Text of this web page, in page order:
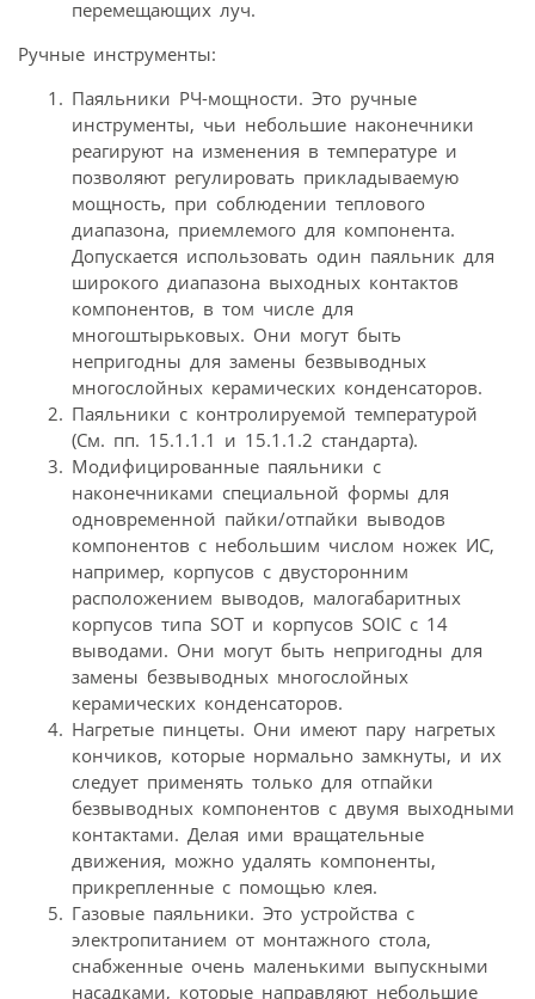
перемещающих луч.
Ручные инструменты:
Паяльники РЧ-мощности. Это ручные
инструменты, чьи небольшие наконечники
реагируют на изменения в температуре и
позволяют регулировать прикладываемую
мощность, при соблюдении теплового
диапазона, приемлемого для компонента.
Допускается использовать один паяльник для
широкого диапазона выходных контактов
компонентов, в том числе для
многоштырьковых. Они могут быть
непригодны для замены безвыводных
многослойных керамических конденсаторов.
Паяльники с контролируемой температурой
(См. пп. 15.1.1.1 и 15.1.1.2 стандарта).
Модифицированные паяльники с
наконечниками специальной формы для
одновременной пайки/отпайки выводов
компонентов с небольшим числом ножек ИС,
например, корпусов с двусторонним
расположением выводов, малогабаритных
корпусов типа SOТ и корпусов SOIC с 14
выводами. Они могут быть непригодны для
замены безвыводных многослойных
керамических конденсаторов.
Нагретые пинцеты. Они имеют пару нагретых
кончиков, которые нормально замкнуты, и их
следует применять только для отпайки
безвыводных компонентов с двумя выходными
контактами. Делая ими вращательные
движения, можно удалять компоненты,
прикрепленные с помощью клея.
Газовые паяльники. Это устройства с
электропитанием от монтажного стола,
снабженные очень маленькими выпускными
насадками, которые направляют небольшие